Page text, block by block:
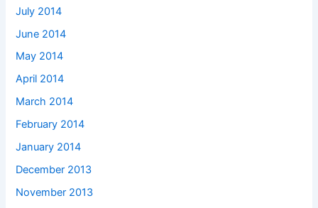
July 2014
June 2014
May 2014
April 2014
March 2014
February 2014
January 2014
December 2013
November 2013